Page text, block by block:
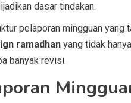
dasar tindakan.
pelaporan mingguan
ramadhan yang tidak
banyak revisi.